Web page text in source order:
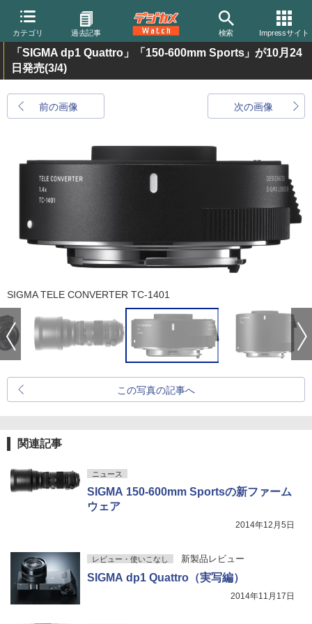
カテゴリ 過去記事 検索 Impressサイト
「SIGMA dp1 Quattro」「150-600mm Sports」が10月24
日発売(3/4)
前の画像 次の画像
SIGMA TELE CONVERTER TC-1401
この写真の記事へ
関連記事
ニュース
SIGMA 150-600mm Sportsの新ファーム
ウェア
2014年12月5日
レビュー・使いこなし 新製品レビュー
SIGMA dp1 Quattro（実写編）
2014年11月17日